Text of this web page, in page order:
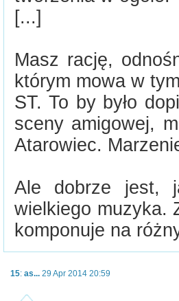
[...]
Masz rację,
którym mowa w
ST. To by było
sceny amigowej,
Atarowiec.
Ale dobrze jest,
wielkiego muzyka.
komponuje na
15: as... 29 Apr 2014 20:59